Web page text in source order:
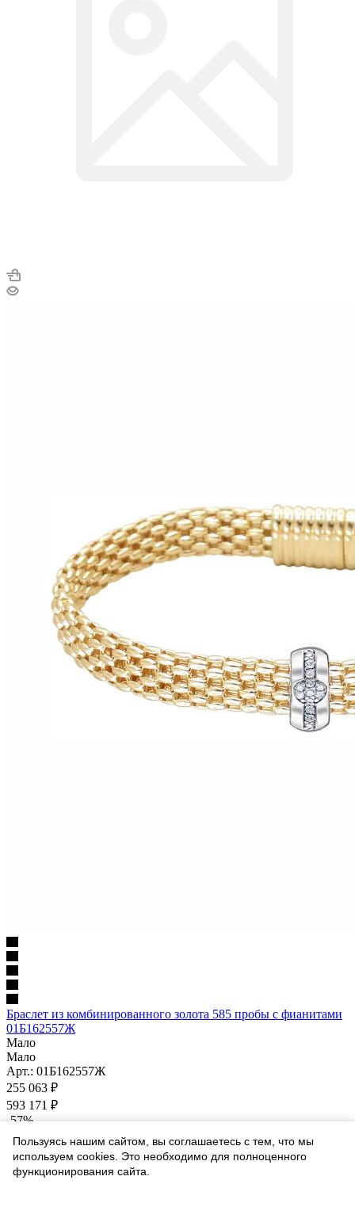
Браслет из комбинированного золота 585 пробы с фианитами
01Б162557Ж
Мало
Мало
Арт.: 01Б162557Ж
255 063 ₽
593 171 ₽
57%
Экономия 338 108 ₽
Варианты цен
255 063₽
Пользуясь нашим сайтом, вы соглашаетесь с тем, что мы
используем cookies. Это необходимо для полноценного
функционирования сайта.